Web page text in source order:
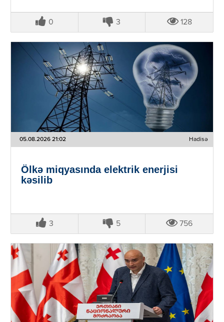
0 3 128
05.08.2026 21:02 Hadisə
Ölkə miqyasında elektrik enerjisi
kəsilib
3 5 756